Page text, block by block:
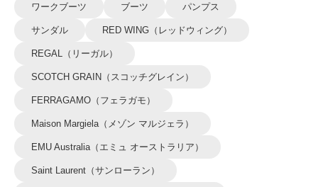
ワークブーツ ブーツ パンプス
サンダル RED WING（レッドウィング）
REGAL（リーガル）
SCOTCH GRAIN（スコッチグレイン）
FERRAGAMO（フェラガモ）
Maison Margiela（メゾン マルジェラ）
EMU Australia（エミュ オーストラリア）
Saint Laurent（サンローラン）